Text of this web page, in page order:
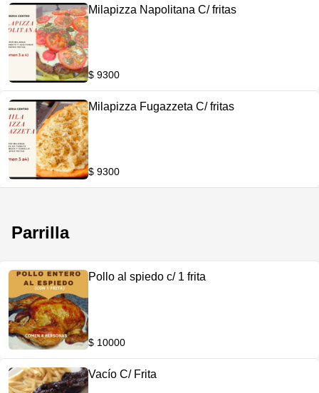
Milapizza Napolitana C/ fritas
$ 9300
Milapizza Fugazzeta C/ fritas
$ 9300
Parrilla
Pollo al spiedo c/ 1 frita
$ 10000
Vacío C/ Frita